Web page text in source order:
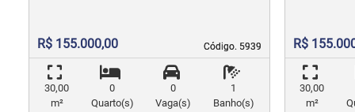
Código. 5939
Código. 5939
R$ 155.000,00
30,00
m²
0
Quarto(s)
0
Vaga(s)
1
Banho(s)
R$
30,00
m²